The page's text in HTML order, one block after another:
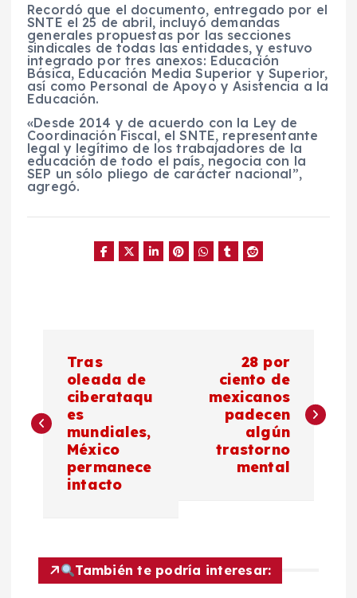
Recordó que el documento, entregado por el
SNTE el 25 de abril, incluyó demandas
generales propuestas por las secciones
sindicales de todas las entidades, y estuvo
integrado por tres anexos: Educación
Básica, Educación Media Superior y Superior,
así como Personal de Apoyo y Asistencia a la
Educación.
«Desde 2014 y de acuerdo con la Ley de
Coordinación Fiscal, el SNTE, representante
legal y legítimo de los trabajadores de la
educación de todo el país, negocia con la
SEP un sólo pliego de carácter nacional”,
agregó.
v
c
Tras
oleada de
ciberataqu
es
mundiales,
México
permanece
intacto
28 por
ciento de
mexicanos
padecen
algún
trastorno
mental
También te podría interesar: